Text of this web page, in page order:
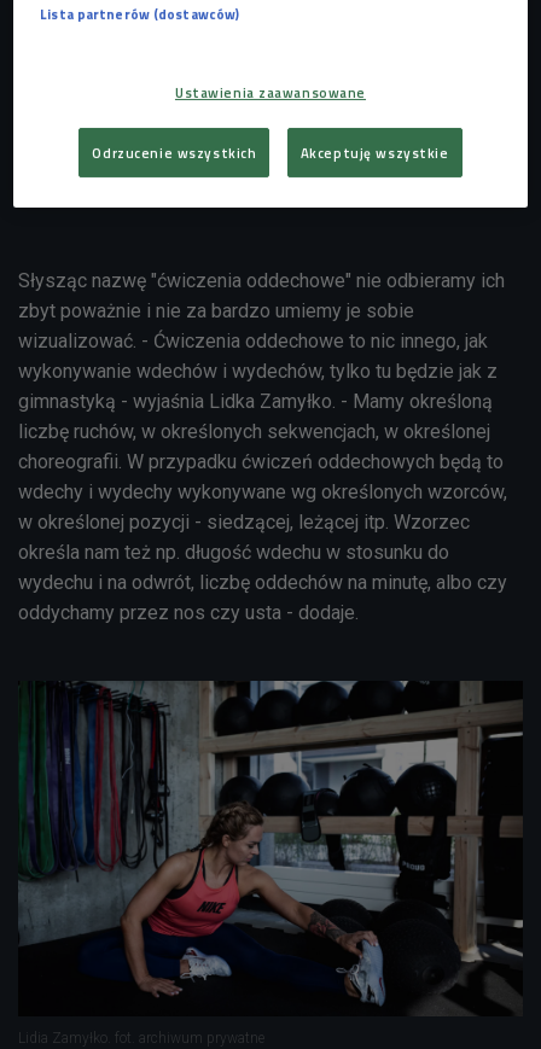
W ćwiczenia w domu zaangażuj całe ciało
Słysząc nazwę "ćwiczenia oddechowe" nie odbieramy ich
zbyt poważnie i nie za bardzo umiemy je sobie
wizualizować. - Ćwiczenia oddechowe to nic innego, jak
wykonywanie wdechów i wydechów, tylko tu będzie jak z
gimnastyką - wyjaśnia Lidka Zamyłko. - Mamy określoną
liczbę ruchów, w określonych sekwencjach, w określonej
choreografii. W przypadku ćwiczeń oddechowych będą to
wdechy i wydechy wykonywane wg określonych wzorców,
w określonej pozycji - siedzącej, leżącej itp. Wzorzec
określa nam też np. długość wdechu w stosunku do
wydechu i na odwrót, liczbę oddechów na minutę, albo czy
oddychamy przez nos czy usta - dodaje.
Lidia Zamyłko. fot. archiwum prywatne
Lista partnerów (dostawców)
Ustawienia zaawansowane
Odrzucenie wszystkich Akceptuję wszystkie